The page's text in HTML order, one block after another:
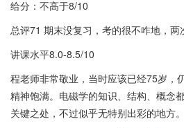
给分：不高于8/10
总评71 期末没复习，考的很不咋地，两
讲课水平8.0-8.5/10
程老师非常敬业，当时应该已经75岁，
精神饱满。电磁学的知识、结构、概念
关键之处，不过似乎无特别出彩的地方。